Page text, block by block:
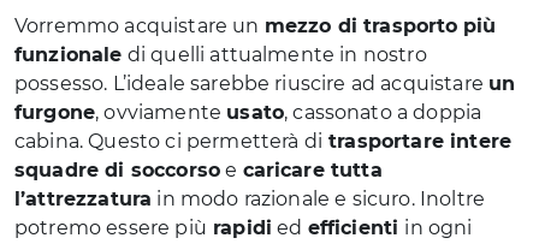
Vorremmo acquistare un mezzo di trasporto più
funzionale di quelli attualmente in nostro
possesso. L’ideale sarebbe riuscire ad acquistare un
furgone, ovviamente usato, cassonato a doppia
cabina. Questo ci permetterà di trasportare intere
squadre di soccorso e caricare tutta
l’attrezzatura in modo razionale e sicuro. Inoltre
potremo essere più rapidi ed efficienti in ogni